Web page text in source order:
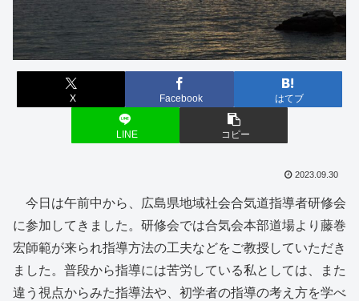
X Facebook はてブ
LINE コピー
2023.09.30
今日は午前中から、広島県地域社会合気道指導者研修会
に参加してきました。研修会では合気会本部道場より藤巻
宏師範が来られ指導方法の工夫などをご教授していただき
ました。普段から指導には苦労している私としては、また
違う視点からみた指導法や、初学者の指導の考え方を学べ